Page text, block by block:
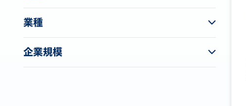
業種
企業規模